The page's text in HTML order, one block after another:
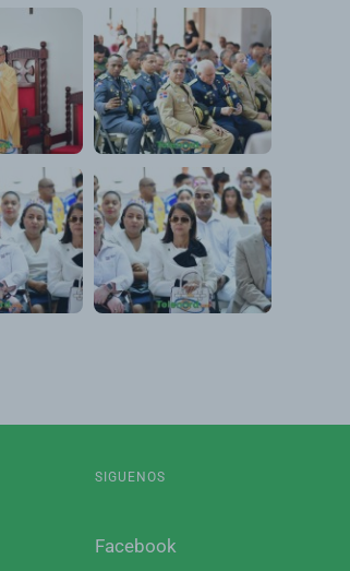
SIGUENOS
Facebook